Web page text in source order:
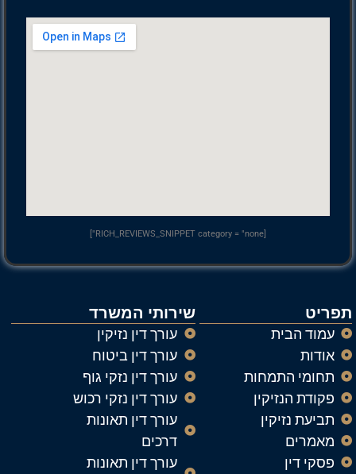
[RICH_REVIEWS_SNIPPET category = "none"]
תפריט
עמוד הבית
אודות
תחומי התמחות
פקודת הנזיקין
תביעת נזיקין
מאמרים
פסקי דין
שירותי המשרד
עורך דין נזיקין
עורך דין ביטוח
עורך דין נזקי גוף
עורך דין נזקי רכוש
עורך דין תאונות
דרכים
עורך דין תאונות